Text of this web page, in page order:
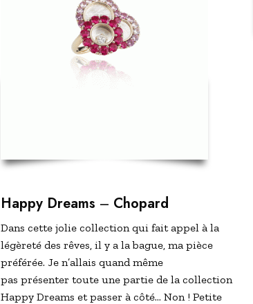
Happy Dreams – Chopard
Dans cette jolie collection qui fait appel à la
légèreté des rêves, il y a la bague, ma pièce
préférée. Je n’allais quand même
pas présenter toute une partie de la collection
Happy Dreams et passer à côté… Non ! Petite